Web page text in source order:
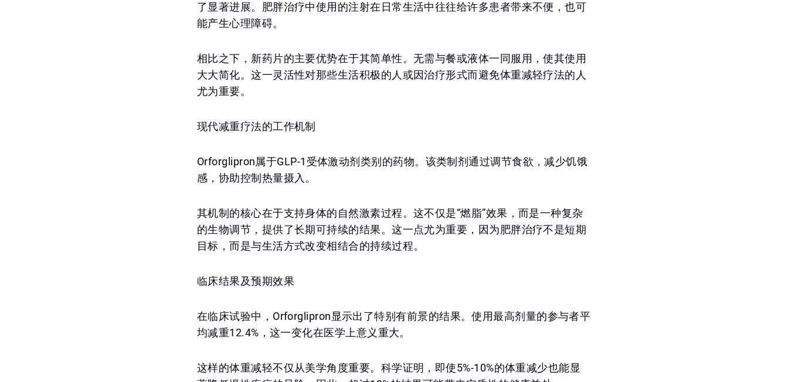
了显著进展。肥胖治疗中使用的注射在日常生活中往往给许多患者带来不便，也可
能产生心理障碍。
相比之下，新药片的主要优势在于其简单性。无需与餐或液体一同服用，使其使用
大大简化。这一灵活性对那些生活积极的人或因治疗形式而避免体重减轻疗法的人
尤为重要。
现代减重疗法的工作机制
Orforglipron属于GLP-1受体激动剂类别的药物。该类制剂通过调节食欲，减少饥饿
感，协助控制热量摄入。
其机制的核心在于支持身体的自然激素过程。这不仅是“燃脂”效果，而是一种复杂
的生物调节，提供了长期可持续的结果。这一点尤为重要，因为肥胖治疗不是短期
目标，而是与生活方式改变相结合的持续过程。
临床结果及预期效果
在临床试验中，Orforglipron显示出了特别有前景的结果。使用最高剂量的参与者平
均减重12.4%，这一变化在医学上意义重大。
这样的体重减轻不仅从美学角度重要。科学证明，即使5%-10%的体重减少也能显